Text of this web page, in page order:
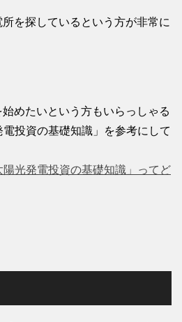
を探しているという方が非常に
めたいという方もいらっしゃる
投資の基礎知識」を参考にして
光発電投資の基礎知識」ってど